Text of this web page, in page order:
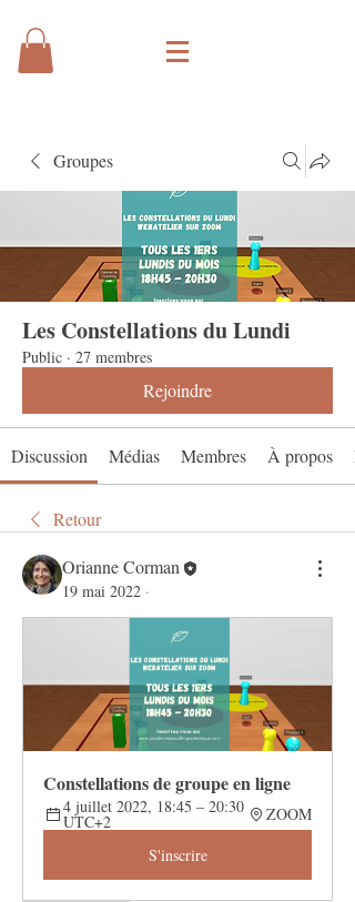
Groupes
Les Constellations du Lundi
Public · 27 membres
Rejoindre
Discussion Médias Membres À propos
Retour
Orianne Corman
19 mai 2022 ·
Constellations de groupe en ligne
4 juillet 2022, 18:45 – 20:30
UTC+2
ZOOM
S'inscrire